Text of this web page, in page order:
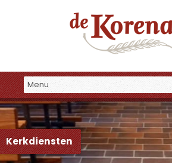
Kerkdiensten